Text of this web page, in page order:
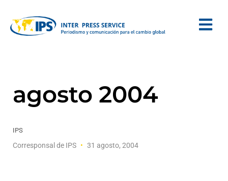
agosto 2004
IPS
Corresponsal de IPS 31 agosto, 2004